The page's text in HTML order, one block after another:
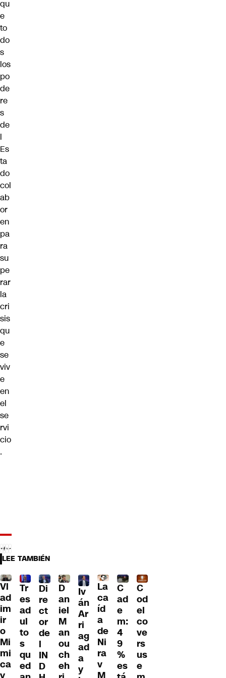
qu
e
to
do
s
los
po
de
re
s
de
l
Es
ta
do
col
ab
or
en
pa
ra
su
pe
rar
la
cri
sis
qu
e
se
viv
e
en
el
se
rvi
cio
.
LEE TAMBIÉN
Vl
ad
im
ir
o
Mi
mi
ca
Tr
es
ad
ul
to
s
qu
ed
Di
re
ct
or
de
l
IN
D
D
an
iel
M
an
ou
ch
eh
Iv
án
Ar
ri
ag
ad
a
y
La
ca
íd
a
de
Ni
ra
v
C
ad
e
m:
4
9
%
es
C
od
el
co
ve
rs
us
e